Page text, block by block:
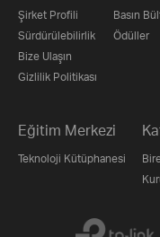
Şirket Profili
Sürdürülebilirlik
Bize Ulaşın
Gizlilik Politikası
Basın
Ödüller
Eğitim Merkezi
Teknoloji Kütüphanesi